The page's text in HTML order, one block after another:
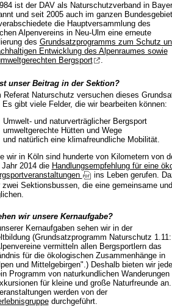
ist der DAV als Naturschutzverband in
und seit 2005 auch im ganzen
die Hauptversammlung des
Alpenvereins in Neu-Ulm eine erneute
des Grundsatzprogramms zum Schutz
Entwicklung des Alpenraumes sowie
Bergsport
.
unser Beitrag in der Sektion?
Referat Naturschutz versuchen dieses
Es gibt viele Felder, die wir bearbeiten können:
Umwelt- und naturverträglicher Bergsport
umweltgerechte Hütten und Wege
und natürlich eine klimafreundliche Mobilität.
wir in Köln sind hunderte von Kilometern von
2014 die Handlungsempfehlung für eine
ins Leben gerufen.
zwei Sektionsbussen, die eine gemeinsame
wir unsere Kernaufgabe?
Kernaufgaben sehen wir in der
(Grundsatzprogramm Naturschutz 1.11:
vermitteln allen Bergsportlern das
für die ökologischen Zusammenhänge in
und Mittelgebirgen".) Deshalb bieten wir
Programm von naturkundlichen Wanderungen
für kleine und große Naturfreunde an.
werden von der
durchgeführt.